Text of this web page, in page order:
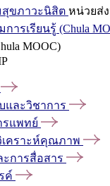
สุขภาวะนิสิต หน่วยส่
ารเรียนรู้ (Chula
MOOC)
และวิชาการ
รแพทย์
เคราะห์คุณภาพ
ะการสื่อสาร
ค์